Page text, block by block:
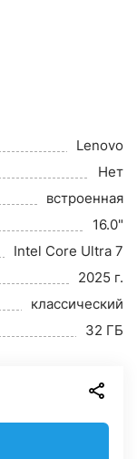
Lenovo
Нет
встроенная
16.0"
Intel Core Ultra 7
2025 г.
классический
32 ГБ